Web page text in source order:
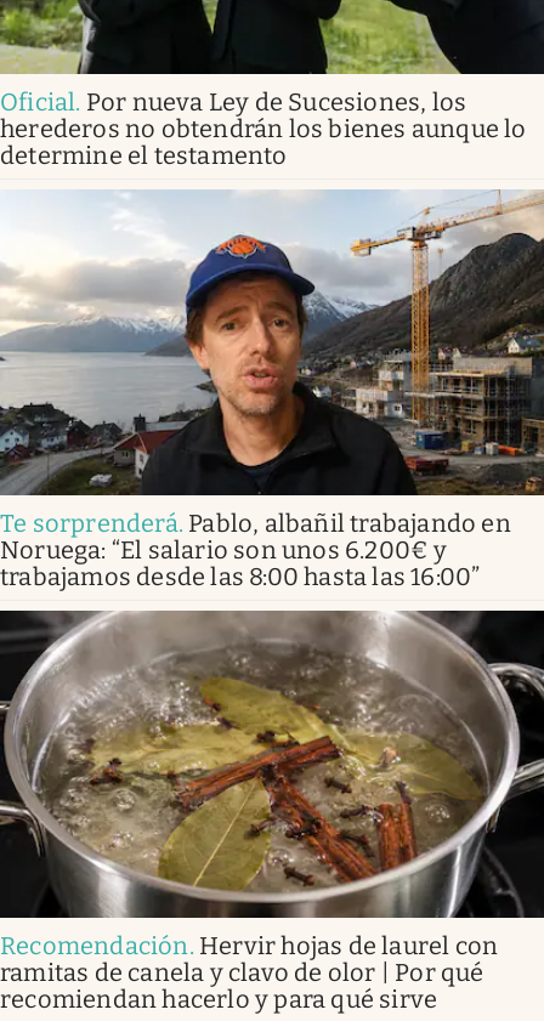
Oficial. Por nueva Ley de Sucesiones, los
herederos no obtendrán los bienes aunque lo
determine el testamento
Te sorprenderá. Pablo, albañil trabajando en
Noruega: “El salario son unos 6.200€ y
trabajamos desde las 8:00 hasta las 16:00”
Recomendación. Hervir hojas de laurel con
ramitas de canela y clavo de olor | Por qué
recomiendan hacerlo y para qué sirve